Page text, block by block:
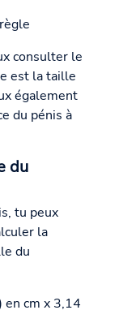
consulter le
est la taille
également
du pénis à
du
tu peux
la
du
en cm x 3,14